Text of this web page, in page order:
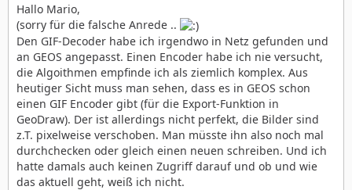
Hallo Mario,
(sorry für die falsche Anrede ..
Den GIF-Decoder habe ich irgendwo in Netz gefunden und
an GEOS angepasst. Einen Encoder habe ich nie versucht,
die Algoithmen empfinde ich als ziemlich komplex. Aus
heutiger Sicht muss man sehen, dass es in GEOS schon
einen GIF Encoder gibt (für die Export-Funktion in
GeoDraw). Der ist allerdings nicht perfekt, die Bilder sind
z.T. pixelweise verschoben. Man müsste ihn also noch mal
durchchecken oder gleich einen neuen schreiben. Und ich
hatte damals auch keinen Zugriff darauf und ob und wie
das aktuell geht, weiß ich nicht.